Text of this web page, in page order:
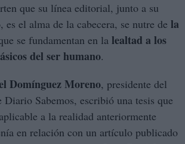
que su línea editorial, junto a su
el alma de la cabecera, se nutre de la
se fundamentan en la lealtad a los
del ser humano.
Domínguez Moreno, presidente del
Sabemos, escribió una tesis que
a la realidad anteriormente
en relación con un artículo publicado